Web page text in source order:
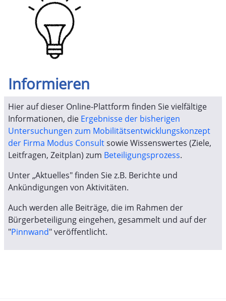
Informieren
Hier auf dieser Online-Plattform finden Sie vielfältige
Informationen, die Ergebnisse der bisherigen
Untersuchungen zum Mobilitätsentwicklungskonzept
der Firma Modus Consultsowie Wissenswertes (Ziele,
Leitfragen, Zeitplan) zum Beteiligungsprozess.
Unter „Aktuelles" finden Sie z.B. Berichte und
Ankündigungen von Aktivitäten.
Auch werden alle Beiträge, die im Rahmen der
Bürgerbeteiligung eingehen, gesammelt und auf der
"Pinnwand" veröffentlicht.